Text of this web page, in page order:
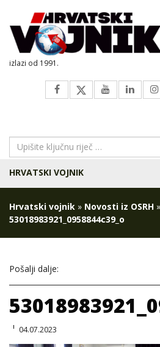
izlazi od 1991.
HRVATSKI VOJNIK
Hrvatski vojnik » Novosti iz OSRH »
53018983921_0958844c39_o
Pošalji dalje:
04.07.2023